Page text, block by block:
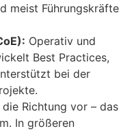
meist Führungskräfte
Operativ und
Best Practices,
bei der
Richtung vor – das
In größeren